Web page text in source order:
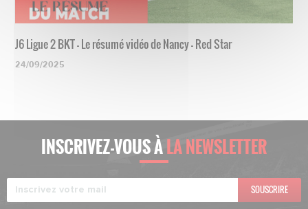
J6 Ligue 2 BKT - Le résumé vidéo de Nancy - Red Star
24/09/2025
INSCRIVEZ-VOUS ÀLA NEWSLETTER
SOUSCRIRE